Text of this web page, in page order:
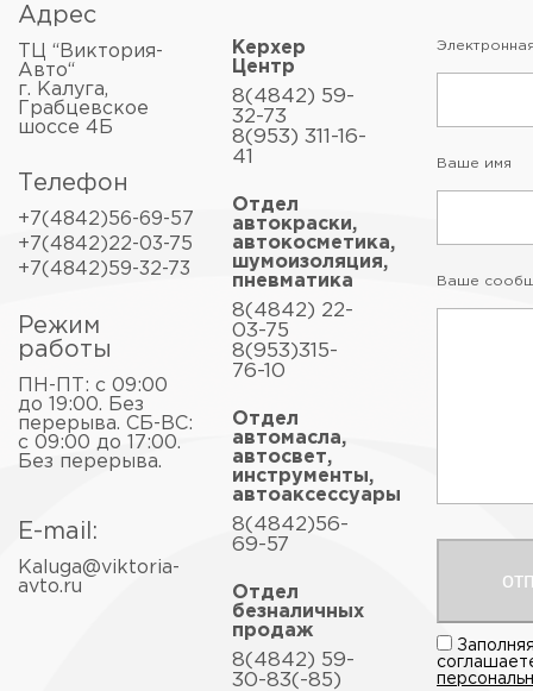
Адрес
ТЦ “Виктория-
Авто“
г. Калуга,
Грабцевское
шоссе 4Б
Телефон
+7(4842)56-69-57
+7(4842)22-03-75
+7(4842)59-32-73
Режим
работы
ПН-ПТ: с 09:00
до 19:00. Без
перерыва. СБ-ВС:
с 09:00 до 17:00.
Без перерыва.
E-mail:
Kaluga@viktoria-
avto.ru
Керхер
Центр
8(4842) 59-
32-73
8(953) 311-16-
41
Отдел
автокраски,
автокосметика,
шумоизоляция,
пневматика
8(4842) 22-
03-75
8(953)315-
76-10
Отдел
автомасла,
автосвет,
инструменты,
автоаксессуары
8(4842)56-
69-57
Отдел
безналичных
продаж
8(4842) 59-
30-83(-85)
Ваше имя
Ваше